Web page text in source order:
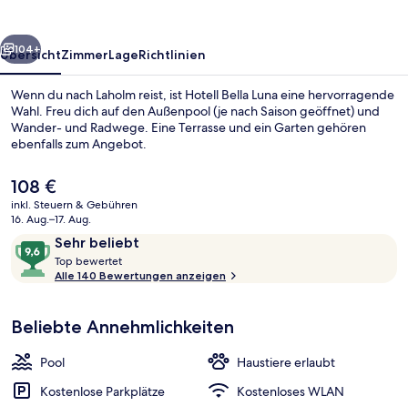
Weiter
104+
ÜbersichtZimmerLageRichtlinien
Wenn du nach Laholm reist, ist Hotell Bella Luna eine hervorragende
Wahl. Freu dich auf den Außenpool (je nach Saison geöffnet) und
Wander- und Radwege. Eine Terrasse und ein Garten gehören
ebenfalls zum Angebot.
Der
aktuelle
Preis
108 €.
108 €
inkl. Steuern & Gebühren
16. Aug.–17. Aug.
Bewertungen
Sehr beliebt
9,6
von
10,
beliebt
Top bewertet
o
b
r
Alle 140 Bewertungen anzeigen
Beliebte Annehmlichkeiten
Pool
Haustiere erlaubt
Kostenlose Parkplätze
Kostenloses WLAN